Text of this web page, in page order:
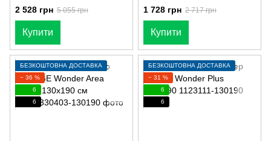
2 528 грн 5 055 грн
Купити
1 728 грн 2 717 грн
Купити
БЕЗКОШТОВНА ДОСТАВКА
− 36 %
6
6
БЕЗКОШТОВНА ДОСТАВКА
− 31 %
6
6